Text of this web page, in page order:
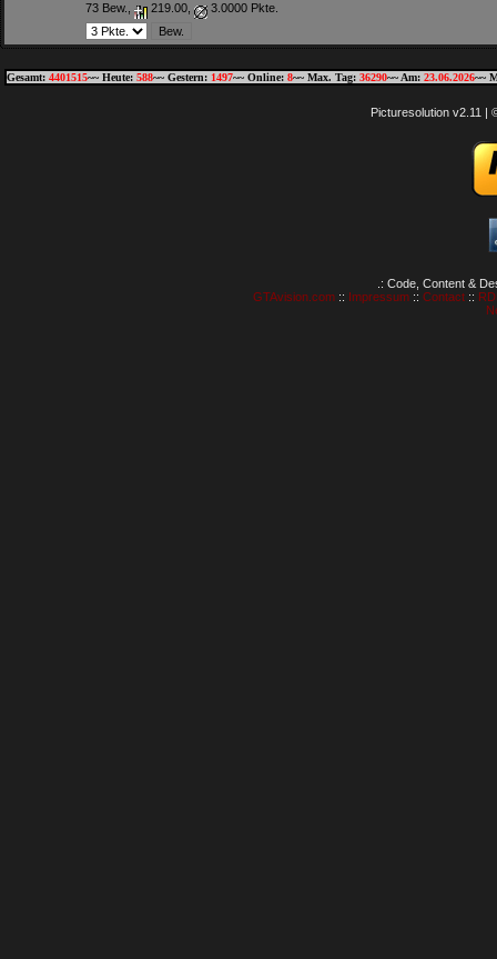
73 Bew.,
219.00, 3.0000 Pkte.
Gesamt: 4401515~~ Heute: 588~~ Gestern: 1497~~ Online: 8~~ Max. Tag: 36290~~ Am: 23.06.2026~~
Picturesolution v2.11 |
.: Code, Content &
GTAvision.com:: Impressum:: Contact::